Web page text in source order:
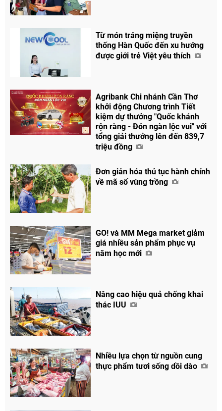
Từ món tráng miệng truyền
thống Hàn Quốc đến xu hướng
được giới trẻ Việt yêu thích
Agribank Chi nhánh Cần Thơ
khởi động Chương trình Tiết
kiệm dự thưởng "Quốc khánh
rộn ràng - Đón ngàn lộc vui" với
tổng giải thưởng lên đến 839,7
triệu đồng
Đơn giản hóa thủ tục hành chính
về mã số vùng trồng
GO! và MM Mega market giảm
giá nhiều sản phẩm phục vụ
năm học mới
Nâng cao hiệu quả chống khai
thác IUU
Nhiều lựa chọn từ nguồn cung
thực phẩm tươi sống dồi dào